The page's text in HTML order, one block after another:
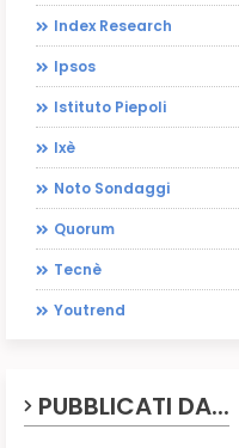
Index Research
Ipsos
Istituto Piepoli
Ixè
Noto Sondaggi
Quorum
Tecnè
Youtrend
PUBBLICATI DA...